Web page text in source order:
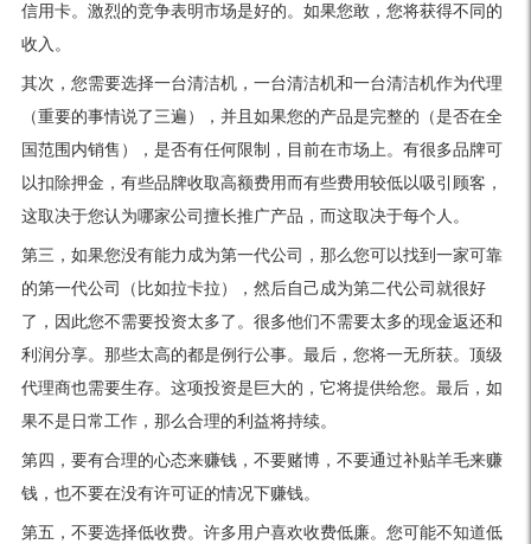
信用卡。激烈的竞争表明市场是好的。如果您敢，您将获得不同的
收入。
其次，您需要选择一台清洁机，一台清洁机和一台清洁机作为代理
（重要的事情说了三遍），并且如果您的产品是完整的（是否在全
国范围内销售），是否有任何限制，目前在市场上。有很多品牌可
以扣除押金，有些品牌收取高额费用而有些费用较低以吸引顾客，
这取决于您认为哪家公司擅长推广产品，而这取决于每个人。
第三，如果您没有能力成为第一代公司，那么您可以找到一家可靠
的第一代公司（比如拉卡拉），然后自己成为第二代公司就很好
了，因此您不需要投资太多了。很多他们不需要太多的现金返还和
利润分享。那些太高的都是例行公事。最后，您将一无所获。顶级
代理商也需要生存。这项投资是巨大的，它将提供给您。最后，如
果不是日常工作，那么合理的利益将持续。
第四，要有合理的心态来赚钱，不要赌博，不要通过补贴羊毛来赚
钱，也不要在没有许可证的情况下赚钱。
第五，不要选择低收费。许多用户喜欢收费低廉。您可能不知道低